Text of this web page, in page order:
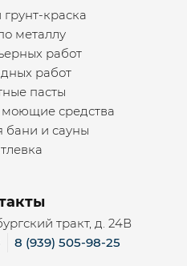
грунт-краска
металлу
работ
работ
пасты
моющие средства
бани и сауны
тракт, д. 24В
8 (939) 505-98-25